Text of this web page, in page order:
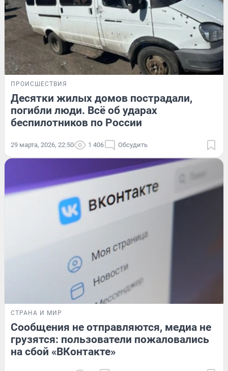
ПРОИСШЕСТВИЯ
Десятки жилых домов пострадали,
погибли люди. Всё об ударах
беспилотников по России
29 марта, 2026, 22:50 1 406 Обсудить
СТРАНА И МИР
Сообщения не отправляются, медиа не
грузятся: пользователи пожаловались
на сбой «ВКонтакте»